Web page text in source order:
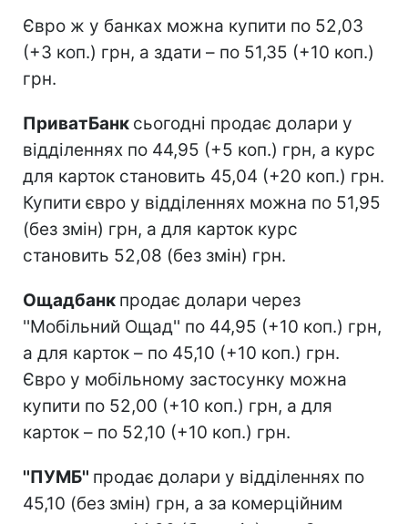
Євро ж у банках можна купити по 52,03
(+3 коп.) грн, а здати – по 51,35 (+10 коп.)
грн.
ПриватБанк сьогодні продає долари у
відділеннях по 44,95 (+5 коп.) грн, а курс
для карток становить 45,04 (+20 коп.) грн.
Купити євро у відділеннях можна по 51,95
(без змін) грн, а для карток курс
становить 52,08 (без змін) грн.
Ощадбанк продає долари через
''Мобільний Ощад'' по 44,95 (+10 коп.) грн,
а для карток – по 45,10 (+10 коп.) грн.
Євро у мобільному застосунку можна
купити по 52,00 (+10 коп.) грн, а для
карток – по 52,10 (+10 коп.) грн.
''ПУМБ'' продає долари у відділеннях по
45,10 (без змін) грн, а за комерційним